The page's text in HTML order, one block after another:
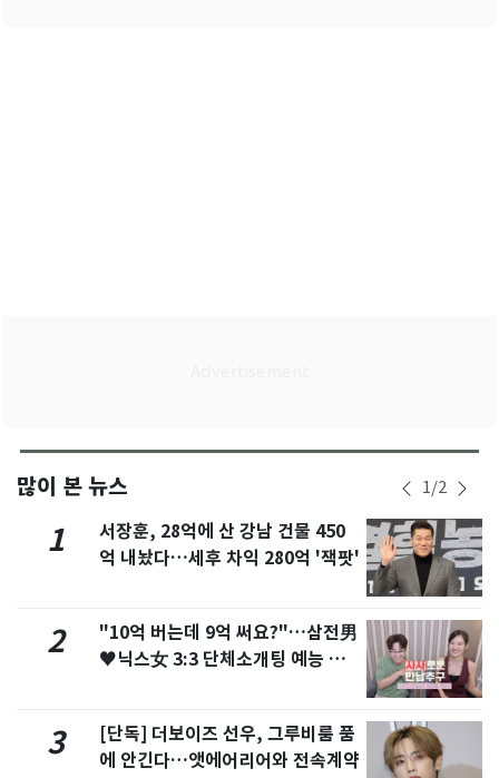
많이 본 뉴스 1/2
1
서장훈, 28억에 산 강남 건물 450
억 내놨다…세후 차익 280억 '잭팟'
2
"10억 버는데 9억 써요?"…삼전男
♥닉스女 3:3 단체소개팅 예능 화
3
[단독] 더보이즈 선우, 그루비룸 품
에 안긴다…앳에어리어와 전속계약